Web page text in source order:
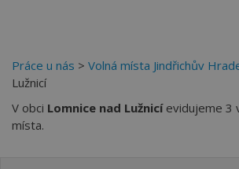
Práce u nás > Volná místa Jindřichův
Lužnicí
V obci Lomnice nad Lužnicíevidujeme 3
místa.